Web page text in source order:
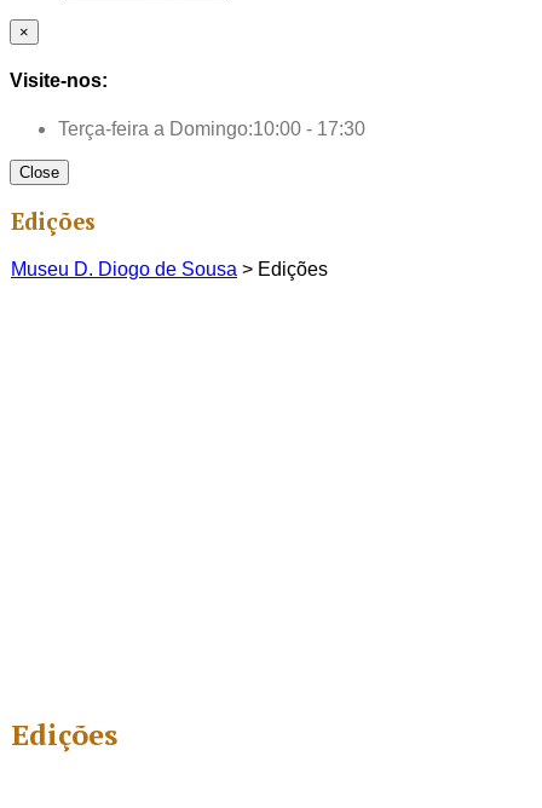
×
Visite-nos:
Terça-feira a Domingo:10:00 - 17:30
Close
Edições
Museu D. Diogo de Sousa > Edições
Edições